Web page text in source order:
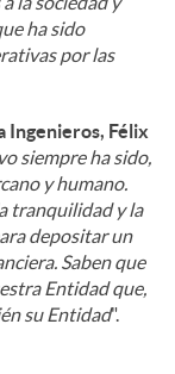
ha sido
por las
Ingenieros, Félix
siempre ha sido,
y humano.
tranquilidad y la
depositar un
Saben que
Entidad que,
su Entidad".